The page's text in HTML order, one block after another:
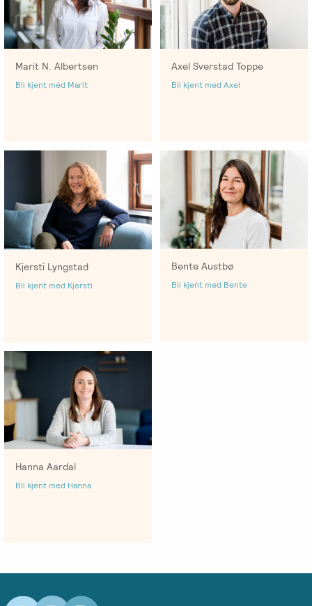
Emosjonsfokusert
foreldrekurs
Ofte
stilte
og
utdanning
Utleie
kurslokale
–
Oslo
Kursbevis
Spesialisering
Marit N. Albertsen
Bli kjent med Marit
Axel Sverstad Toppe
Bli kjent med Axel
Kjersti Lyngstad
Bli kjent med Kjersti
Bente Austbø
Bli kjent med Bente
Hanna Aardal
Bli kjent med Hanna